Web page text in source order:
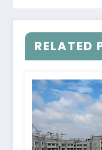
RELATED